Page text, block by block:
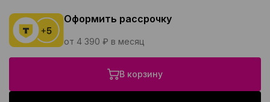
Оформить рассрочку
от 4 390 ₽ в месяц
В корзину